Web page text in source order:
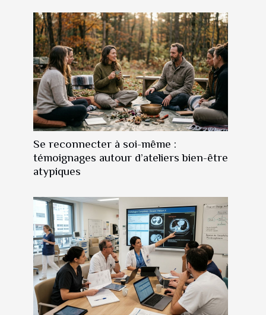
Se reconnecter à soi-même :
témoignages autour d’ateliers bien-être
atypiques